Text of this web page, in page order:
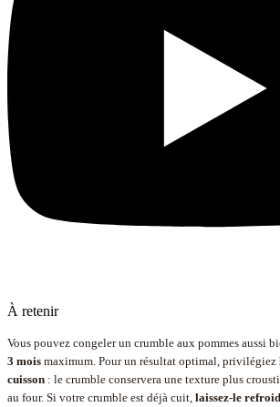
À retenir
Vous pouvez congeler un crumble aux pommes aussi
3 mois maximum. Pour un résultat optimal, privilégiez
cuisson : le crumble conservera une texture plus
au four. Si votre crumble est déjà cuit, laissez-le